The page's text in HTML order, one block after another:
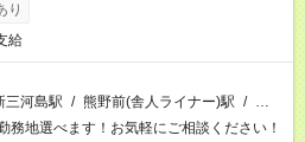
り
給
三河島駅 / 熊野前(舎人ライナー)駅 / …
地選べます！お気軽にご相談ください！